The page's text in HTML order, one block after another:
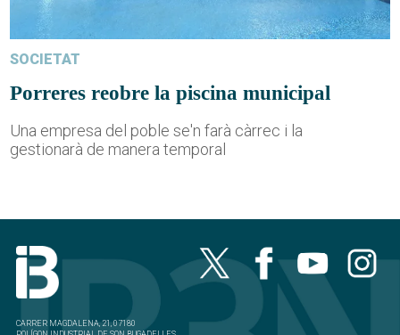
SOCIETAT
Porreres reobre la piscina municipal
Una empresa del poble se'n farà càrrec i la
gestionarà de manera temporal
CARRER MAGDALENA, 21, 07180